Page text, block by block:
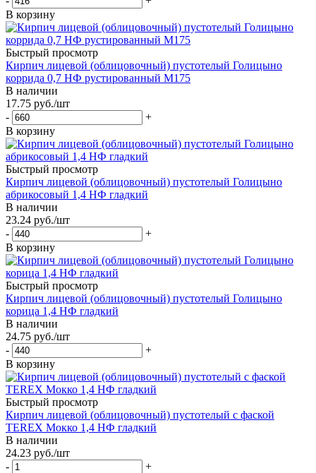
В корзину
Быстрый просмотр
Кирпич лицевой (облицовочный) пустотелый Голицыно
коррида 0,7 НФ рустированный М175
В наличии
17.75 руб./шт
-
+
В корзину
Быстрый просмотр
Кирпич лицевой (облицовочный) пустотелый Голицыно
абрикосовый 1,4 НФ гладкий
В наличии
23.24 руб./шт
-
+
В корзину
Быстрый просмотр
Кирпич лицевой (облицовочный) пустотелый Голицыно
корица 1,4 НФ гладкий
В наличии
24.75 руб./шт
-
+
В корзину
Быстрый просмотр
Кирпич лицевой (облицовочный) пустотелый с фаской
TEREX Мокко 1,4 НФ гладкий
В наличии
24.23 руб./шт
-
+